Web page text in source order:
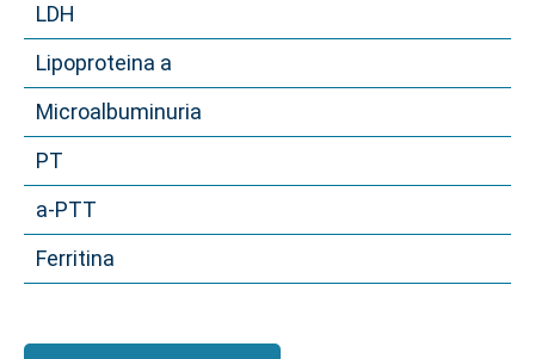
LDH
Lipoproteina a
Microalbuminuria
PT
a-PTT
Ferritina